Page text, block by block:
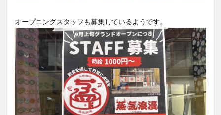
オープニングスタッフも募集しているようです。